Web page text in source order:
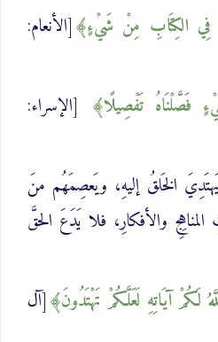
فِي الكِتَابِ مِنْ شَيْءٍ [الأنعام:
‌فَصَّلْنَاهُ تَفْصِيلًا
[الإسراء:
الخَلقُ إليهِ، ويَعصِمَهُم منَ
والأفكارِ، فلا يَدَعَ الحقَّ
لَكُمْ آيَاتِهِ لَعَلَّكُمْ تَهْتَدُونَ [آل